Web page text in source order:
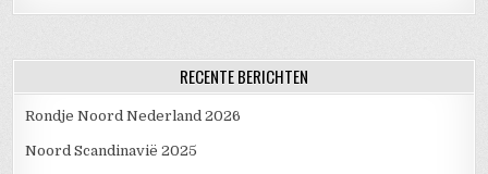
RECENTE BERICHTEN
Rondje Noord Nederland 2026
Noord Scandinavië 2025